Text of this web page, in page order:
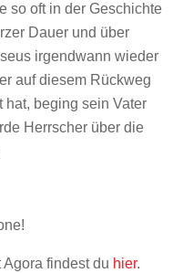
so oft in der Geschichte
Dauer und über
irgendwann wieder
auf diesem Rückweg
beging sein Vater
Herrscher über die
findest du hier.